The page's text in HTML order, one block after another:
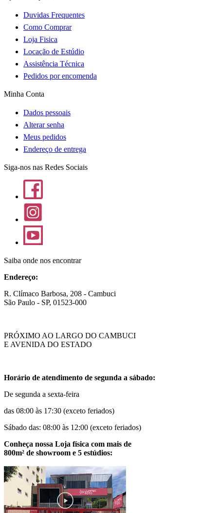
Duvidas Frequentes
Como Comprar
Loja Fisica
Locação de Estúdio
Assistência Técnica
Pedidos por encomenda
Minha Conta
Dados pessoais
Alterar senha
Meus pedidos
Endereço de entrega
Siga-nos nas Redes Sociais
Saiba onde nos encontrar
Endereço:
R. Clímaco Barbosa, 208 - Cambuci
São Paulo - SP, 01523-000
PRÓXIMO AO LARGO DO CAMBUCI
E AVENIDA DO ESTADO
Horário de atendimento de segunda a sábado:
De segunda a sexta-feira
das 08:00 às 17:30 (exceto feriados)
Sábado das: 08:00 às 12:00 (exceto feriados)
Conheça nossa Loja física com mais de
800m² de showroom e 5 estúdios: